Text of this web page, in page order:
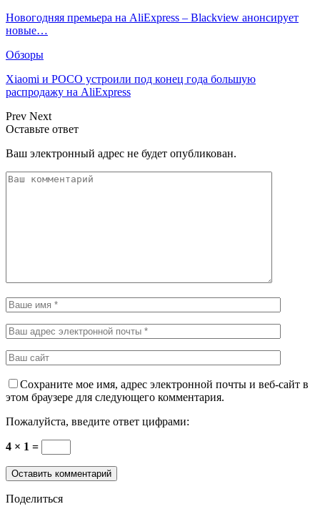
Новогодняя премьера на AliExpress – Blackview анонсирует
новые…
Обзоры
Xiaomi и POCO устроили под конец года большую
распродажу на AliExpress
Prev Next
Оставьте ответ
Ваш электронный адрес не будет опубликован.
Сохраните мое имя, адрес электронной почты и веб-сайт в
этом браузере для следующего комментария.
Пожалуйста, введите ответ цифрами:
4 × 1 =
Поделиться